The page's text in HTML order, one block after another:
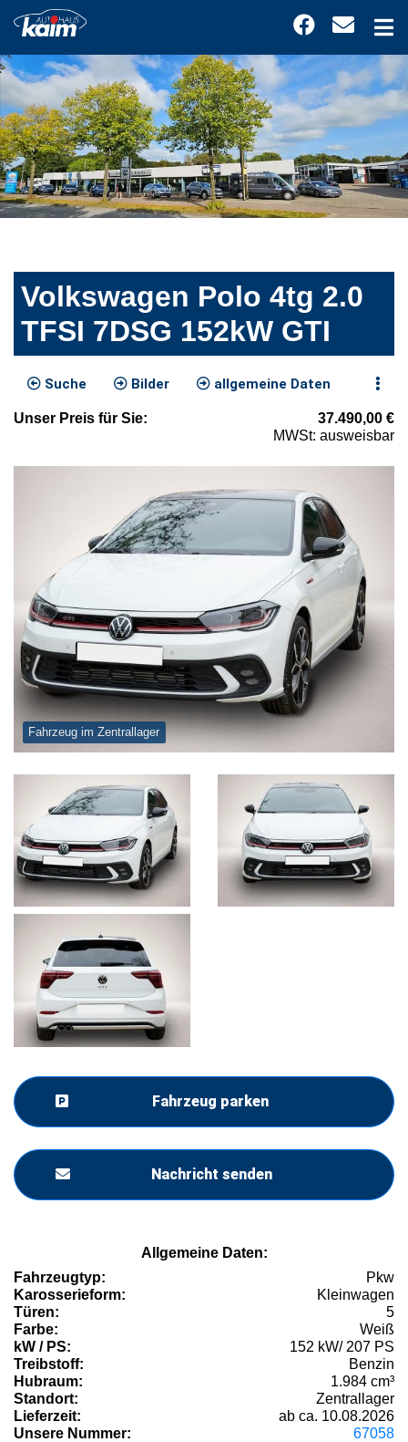
Volkswagen Polo 4tg 2.0
TFSI 7DSG 152kW GTI
Suche Bilder allgemeine Daten
Unser Preis für Sie: 37.490,00 €
MWSt: ausweisbar
Fahrzeug im Zentrallager
Fahrzeug parken
Nachricht senden
Allgemeine Daten:
Fahrzeugtyp:
Pkw
Karosserieform:
Kleinwagen
Türen:
5
Farbe:
Weiß
kW / PS:
152 kW/ 207 PS
Treibstoff:
Benzin
Hubraum:
1.984 cm³
Standort:
Zentrallager
Lieferzeit:
ab ca. 10.08.2026
Unsere Nummer:
67058